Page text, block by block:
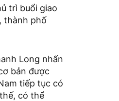
trì buổi giao
thành phố
Long nhấn
bản được
tiếp tục có
có thể